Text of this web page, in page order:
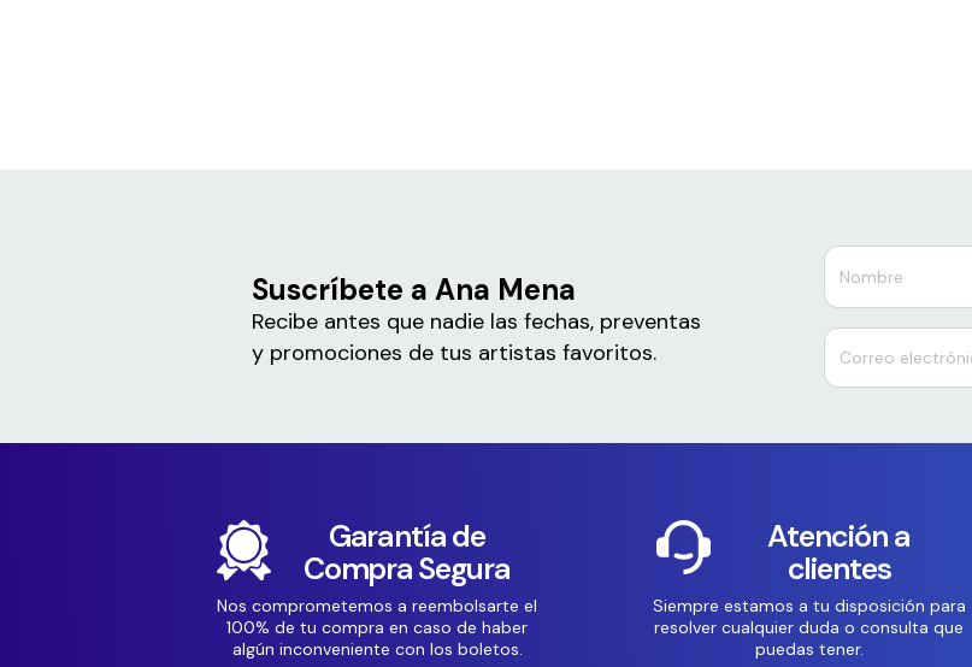
Suscríbete a Ana Mena
Recibe antes que nadie las fechas, preventas
y promociones de tus artistas favoritos.
Garantía de
Compra Segura
Nos comprometemos a reembolsarte el
100% de tu compra en caso de haber
algún inconveniente con los boletos.
Atención a
clientes
Siempre estamos a tu disposición para
resolver cualquier duda o consulta que
puedas tener.